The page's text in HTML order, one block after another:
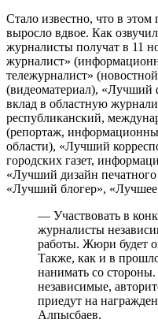
Стало известно, что в
выросло вдвое. Как
журналисты получат в 11
журналист»
тележурналист»
(видеоматериал), «Лучший
вклад в областную
республиканский,
(репортаж,
области), «Лучший
городских газет,
«Лучший дизайн
«Лучший блогер», «Лучшее
— Участвовать в
журналисты
работы. Жюри будет
Также, как и в
нанимать со
независимые,
приедут на
Алпысбаев.